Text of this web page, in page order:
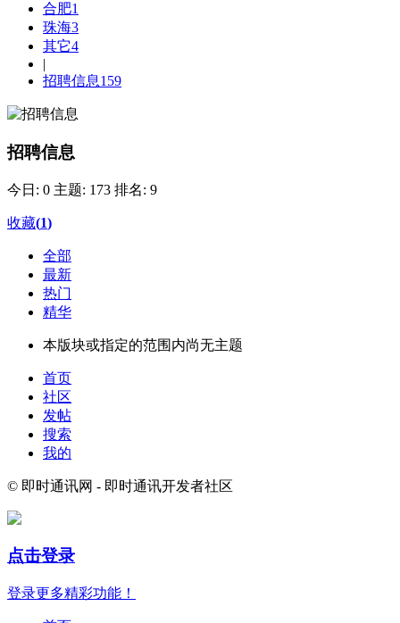
合肥1
珠海3
其它4
|
招聘信息159
招聘信息
今日: 0 主题: 173 排名: 9
收藏(1)
全部
最新
热门
精华
本版块或指定的范围内尚无主题
首页
社区
发帖
搜索
我的
© 即时通讯网 - 即时通讯开发者社区
点击登录
登录更多精彩功能！